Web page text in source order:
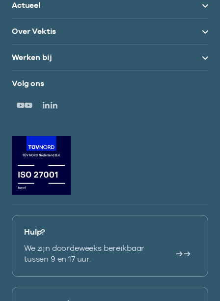
Actueel
Over Vektis
Werken bij
Volg ons
Hulp?
We zijn doordeweeks bereikbaar
tussen 9 en 17 uur.